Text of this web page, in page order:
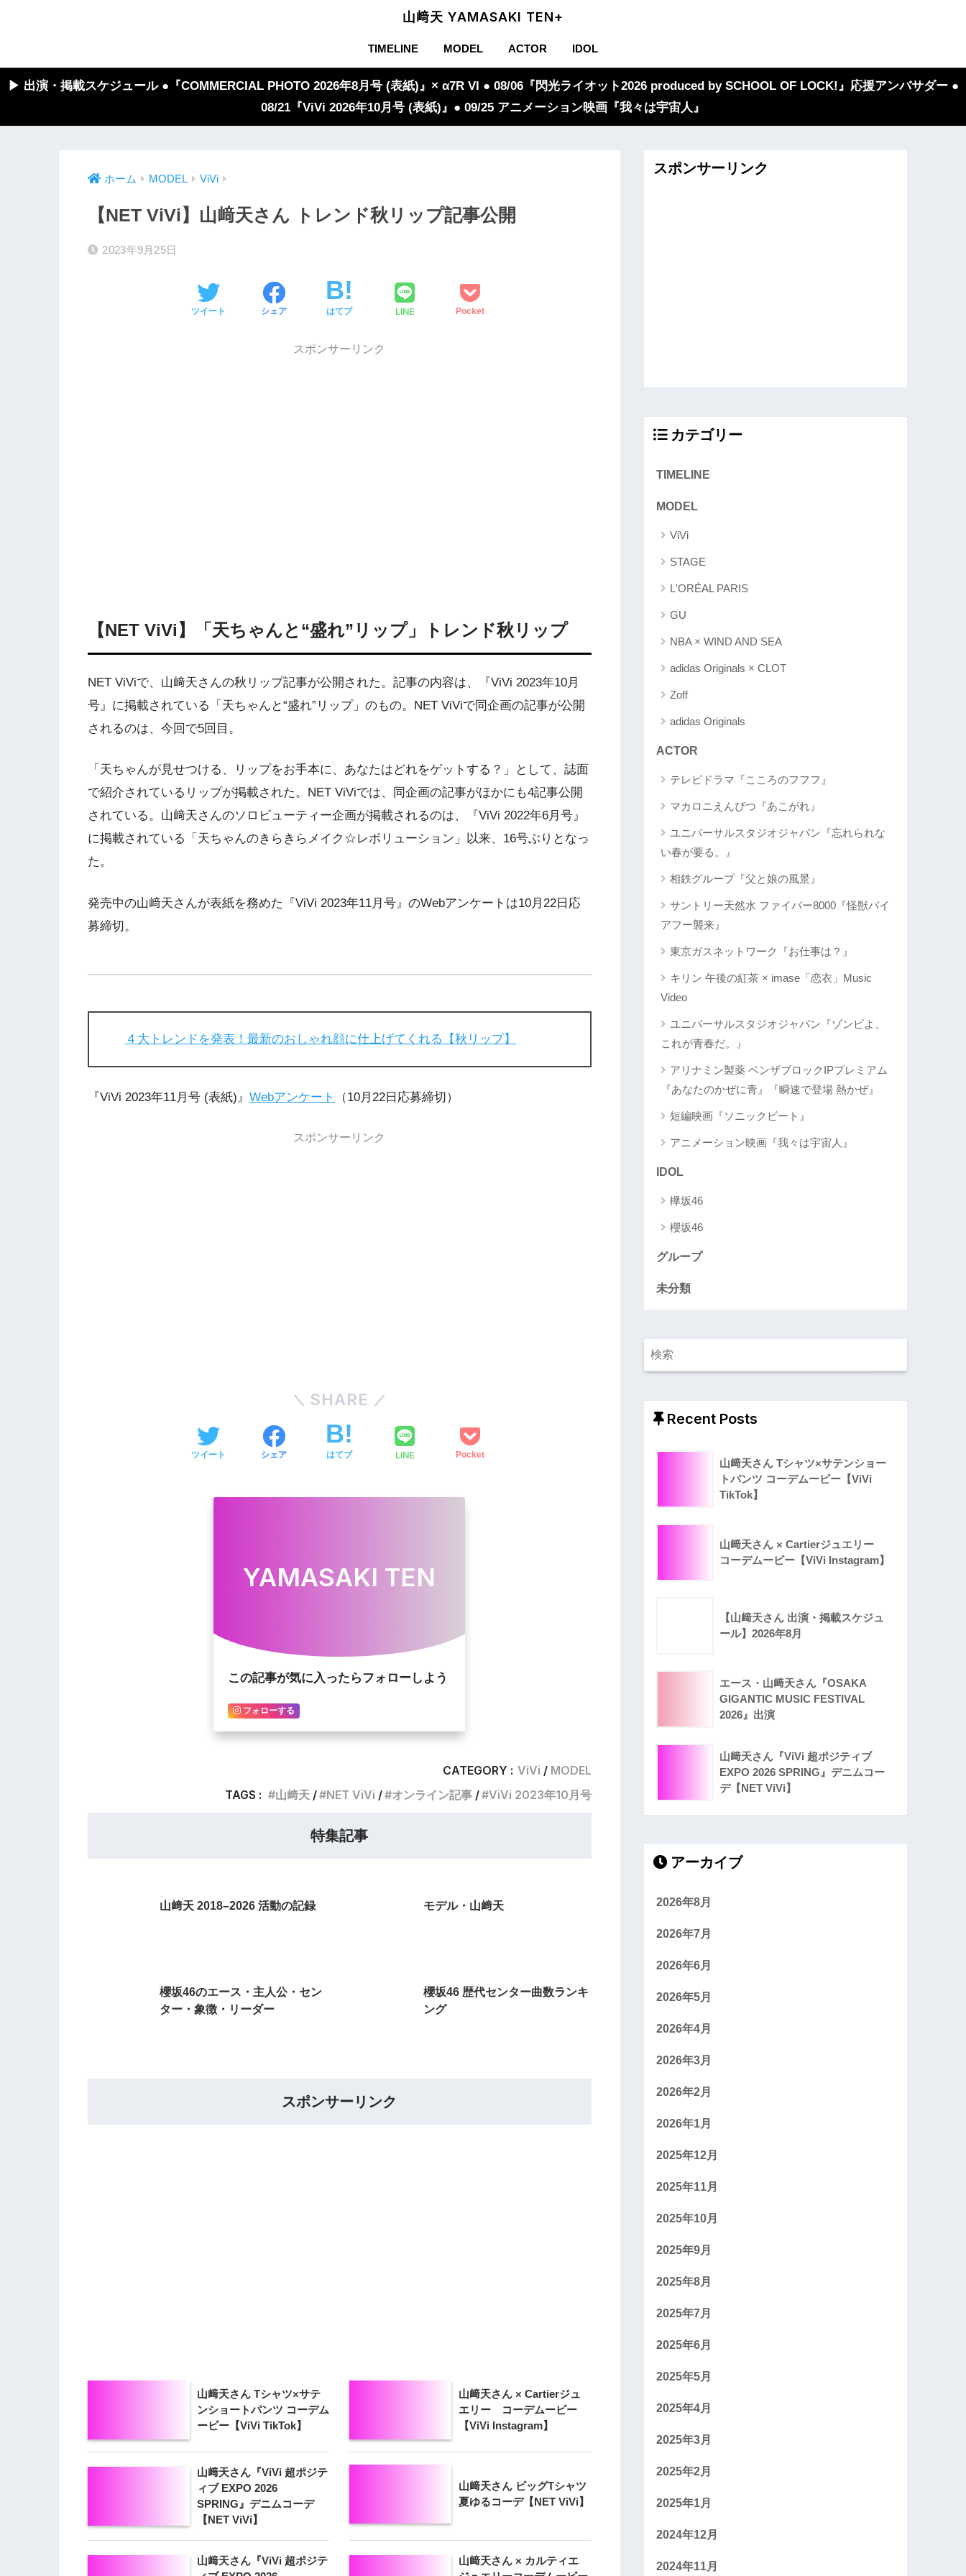
山﨑天 YAMASAKI TEN+
TIMELINE MODEL ACTOR IDOL
▶︎ 出演・掲載スケジュール ●『COMMERCIAL PHOTO 2026年8月号 (表紙)』× α7R VI ● 08/06『閃光ライオット2026 produced by SCHOOL OF LOCK!』応援アンバサダー ●
08/21『ViVi 2026年10月号 (表紙)』● 09/25 アニメーション映画『我々は宇宙人』
ホーム MODEL ViVi
【NET ViVi】山﨑天さん トレンド秋リップ記事公開
2023年9月25日
ツイート シェア はてブ LINE Pocket
スポンサーリンク
【NET ViVi】「天ちゃんと“盛れ”リップ」トレンド秋リップ
NET ViViで、山﨑天さんの秋リップ記事が公開された。記事の内容は、『ViVi 2023年10月
号』に掲載されている「天ちゃんと“盛れ”リップ」のもの。NET ViViで同企画の記事が公開
されるのは、今回で5回目。
「天ちゃんが見せつける、リップをお手本に、あなたはどれをゲットする？」として、誌面
で紹介されているリップが掲載された。NET ViViでは、同企画の記事がほかにも4記事公開
されている。山﨑天さんのソロビューティー企画が掲載されるのは、『ViVi 2022年6月号』
に掲載されている「天ちゃんのきらきらメイク☆レボリューション」以来、16号ぶりとなっ
た。
発売中の山﨑天さんが表紙を務めた『ViVi 2023年11月号』のWebアンケートは10月22日応
募締切。
４大トレンドを発表！最新のおしゃれ顔に仕上げてくれる【秋リップ】
『ViVi 2023年11月号 (表紙)』 Webアンケート （10月22日応募締切）
スポンサーリンク
SHARE
ツイート シェア はてブ LINE Pocket
YAMASAKI TEN
この記事が気に入ったらフォローしよう
フォローする
CATEGORY : ViVi
MODEL
TAGS :
山﨑天 NET ViVi オンライン記事 ViVi 2023年10月号
特集記事
山﨑天 2018–2026 活動の記録 モデル・山﨑天
櫻坂46のエース・主人公・セン
ター・象徴・リーダー
櫻坂46 歴代センター曲数ランキ
ング
スポンサーリンク
山﨑天さん Tシャツ×サテ
ンショートパンツ コーデム
ービー【ViVi TikTok】
山﨑天さん × Cartierジュ
エリー コーデムービー
【ViVi Instagram】
山﨑天さん『ViVi 超ポジテ
ィブ EXPO 2026
SPRING』デニムコーデ
【NET ViVi】
山﨑天さん ビッグTシャツ
夏ゆるコーデ【NET ViVi】
山﨑天さん『ViVi 超ポジテ
山﨑天さん × カルティエ
スポンサーリンク
カテゴリー
TIMELINE
MODEL
ViVi
STAGE
L'ORÉAL PARIS
GU
NBA × WIND AND SEA
adidas Originals × CLOT
Zoff
adidas Originals
ACTOR
テレビドラマ『こころのフフフ』
マカロニえんぴつ『あこがれ』
ユニバーサルスタジオジャパン『忘れられな
い春が要る。』
相鉄グループ『父と娘の風景』
サントリー天然水 ファイバー8000『怪獣バイ
アフー襲来』
東京ガスネットワーク『お仕事は？』
キリン 午後の紅茶 × imase「恋衣」Music
Video
ユニバーサルスタジオジャパン『ゾンビよ、
これが青春だ。』
アリナミン製薬 ベンザブロックIPプレミアム
『あなたのかぜに青』『瞬速で登場 熱かぜ』
短編映画『ソニックビート』
アニメーション映画『我々は宇宙人』
IDOL
欅坂46
櫻坂46
グループ
未分類
Recent Posts
山﨑天さん Tシャツ×サテンショー
トパンツ コーデムービー【ViVi
TikTok】
山﨑天さん × Cartierジュエリー
コーデムービー【ViVi Instagram】
【山﨑天さん 出演・掲載スケジュ
ール】2026年8月
エース・山﨑天さん『OSAKA
GIGANTIC MUSIC FESTIVAL
2026』出演
山﨑天さん『ViVi 超ポジティブ
EXPO 2026 SPRING』デニムコー
デ【NET ViVi】
アーカイブ
2026年8月
2026年7月
2026年6月
2026年5月
2026年4月
2026年3月
2026年2月
2026年1月
2025年12月
2025年11月
2025年10月
2025年9月
2025年8月
2025年7月
2025年6月
2025年5月
2025年4月
2025年3月
2025年2月
2025年1月
2024年12月
2024年11月